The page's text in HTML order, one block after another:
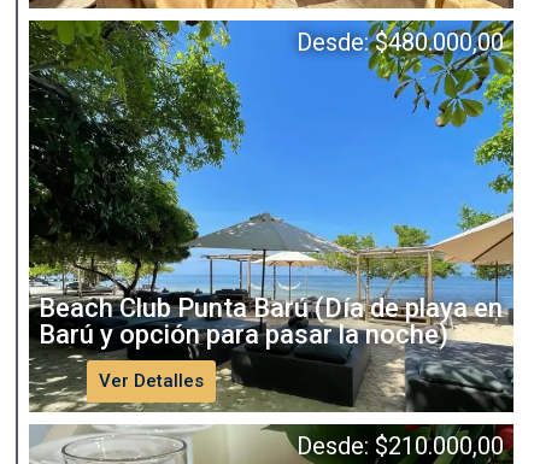
Desde:$480.000,00
Beach Club Punta Barú (Día de playa en
Barú y opción para pasar la noche)
Ver Detalles
Desde: $210.000,00